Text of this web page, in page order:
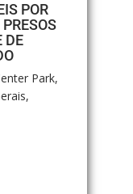
POR
DE
Park,